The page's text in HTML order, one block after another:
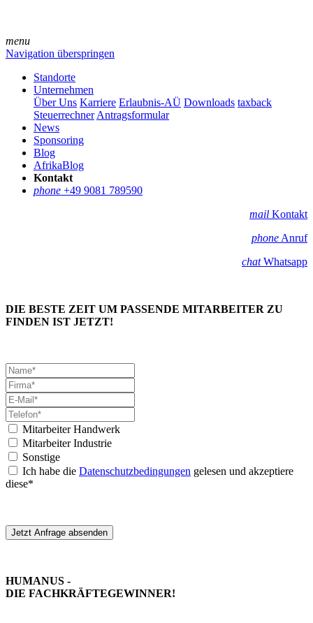
menu
Navigation überspringen
Standorte
Unternehmen
Über Uns Karriere Erlaubnis-AÜ Downloads taxback
Steuerrechner Antragsformular
News
Sponsoring
Blog
AfrikaBlog
Kontakt
phone +49 9081 789590
mail Kontakt
phone Anruf
chatWhatsapp
DIE BESTE ZEIT UM PASSENDE MITARBEITER ZU
FINDEN IST JETZT!
Mitarbeiter Handwerk
Mitarbeiter Industrie
Sonstige
Ich habe die Datenschutzbedingungen gelesen und akzeptiere
diese*
Jetzt Anfrage absenden
HUMANUS -
DIE FACHKRÄFTE­GEWINNER!